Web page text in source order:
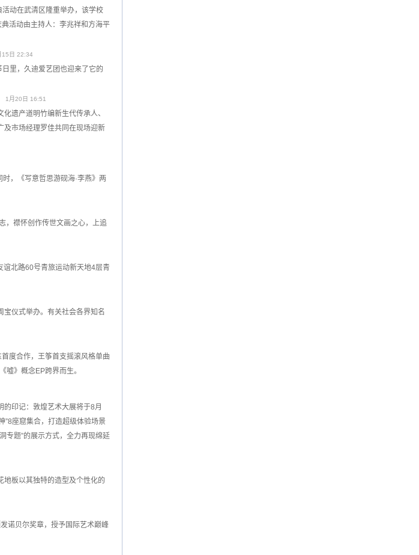
动在武清区隆重举办，该学校
活动由主持人：李兆祥和方海平
15日 22:34
里，久迪爱艺团也迎来了它的
1月20日 16:51
遗产道明竹编新生代传承人、
及市场经理罗佳共同在现场迎新
，《写意哲思游砚海·李燕》两
，襟怀创作传世文画之心，上追
谊北路60号青旅运动新天地4层青
宝仪式举办。有关社会各界知名
度合作，王筝首支摇滚风格单曲
嘘》概念EP跨界而生。
印记：敦煌艺术大展将于8月
”8座窟集合，打造超级体验场景
专题”的展示方式，全力再现绵延
地板以其独特的造型及个性化的
诺贝尔奖章，授予国际艺术巅峰